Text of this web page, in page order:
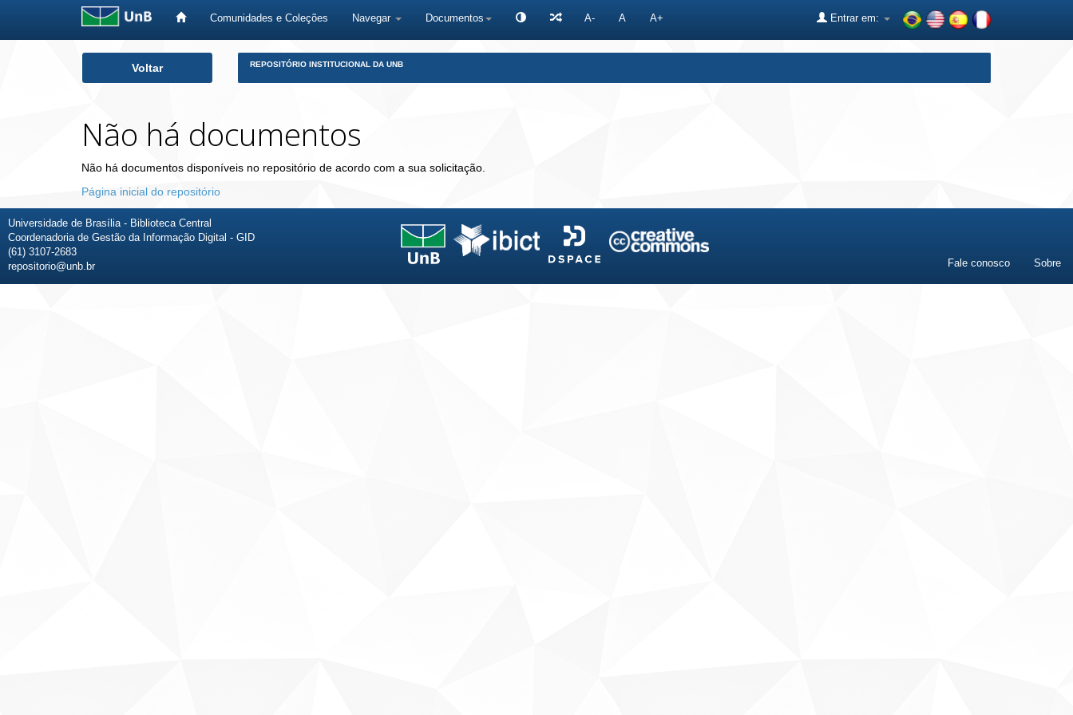
Comunidades e Coleções Navegar Documentos A- A A+ Entrar em:
Voltar REPOSITÓRIO INSTITUCIONAL DA UNB
Não há documentos
Não há documentos disponíveis no repositório de acordo com a sua solicitação.
Página inicial do repositório
Universidade de Brasília - Biblioteca Central
Coordenadoria de Gestão da Informação Digital - GID
(61) 3107-2683
repositorio@unb.br
Fale conosco Sobre